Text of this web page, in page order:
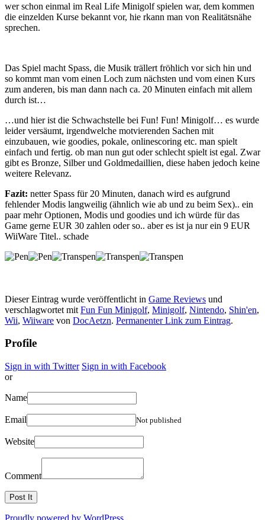
wer schon einmal im Real Life Minigolf spielen war, dem kommen
die einzelden Kurse bekannt vor, hie rkann man von Realitätsnähe
sprechen.
Das Spiel macht Spass, die Musik trällert fröhlich vor sich hin und
so kommt man vom einen Loch zum nächsten und vom einen Kurs
zum anderen, bis man dann nach ca. 20 Minuten einfach mit allem
durch ist…
…und hier ist die Schwachstelle bei Fun! Fun! Minigolf… es wurde
leider versäumt, irgendwelche motvierenden Sachen mit
einzubauen, wie goodies, pokale, onlinescoring etc. man spielt
einfach und fertig. ob man nun gut oder schlecht spielt ist egal. Zwar
gibt es Bronze, Silber und Goldmedaillien, diese haben jedoch keine
weitere Relevanz.
Fazit: netter Spass für 20 Minuten, danach wird es aufgrund
fehlender Modis langweilig (ähnlich wie ab und zu beim Sex).. ein
paar mehr Optionen, Modis und goodies und ich würde für das
Game gerne EUR 30 zahlen oder so.. aber es ist ja nur ein 9 EUR
WiiWare Titel.. schade
Dieser Eintrag wurde veröffentlicht in Game Reviews und
verschlagwortet mit Fun Fun Minigolf, Minigolf, Nintendo, Shin'en,
Wii, Wiiware von DocAetzn. Permanenter Link zum Eintrag.
Profile
Sign in with Twitter Sign in with Facebook
or
Name
Email Not published
Website
Comment